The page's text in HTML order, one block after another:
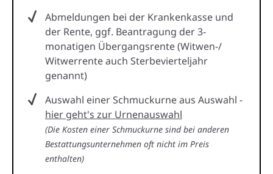
Abmeldungen bei der Krankenkasse und
der Rente, ggf. Beantragung der 3-
monatigen Übergangsrente (Witwen-/
Witwerrente auch Sterbevierteljahr
genannt)
Auswahl einer Schmuckurne aus Auswahl -
hier geht's zur Urnenauswahl
(Die Kosten einer Schmuckurne sind bei anderen
Bestattungsunternehmen oft nicht im Preis
enthalten)